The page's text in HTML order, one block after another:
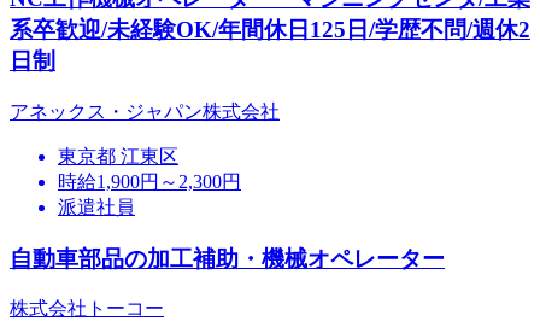
系卒歓迎/未経験OK/年間休日125日/学歴不問/週休2
日制
アネックス・ジャパン株式会社
東京都 江東区
時給1,900円～2,300円
派遣社員
自動車部品の加工補助・機械オペレーター
株式会社トーコー